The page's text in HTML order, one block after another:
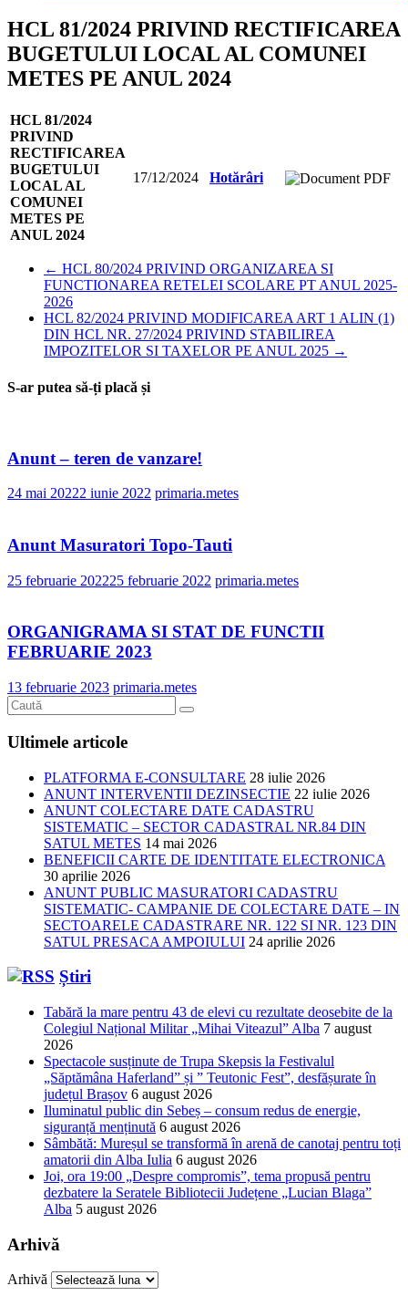
HCL 81/2024 PRIVIND RECTIFICAREA
BUGETULUI LOCAL AL COMUNEI
METES PE ANUL 2024
HCL 81/2024
PRIVIND
RECTIFICAREA
BUGETULUI
LOCAL AL
COMUNEI
METES PE
ANUL 2024
17/12/2024 Hotărâri
← HCL 80/2024 PRIVIND ORGANIZAREA SI
FUNCTIONAREA RETELEI SCOLARE PT ANUL 2025-
2026
HCL 82/2024 PRIVIND MODIFICAREA ART 1 ALIN (1)
DIN HCL NR. 27/2024 PRIVIND STABILIREA
IMPOZITELOR SI TAXELOR PE ANUL 2025 →
S-ar putea să-ți placă și
Anunt – teren de vanzare!
24 mai 20222 iunie 2022 primaria.metes
Anunt Masuratori Topo-Tauti
25 februarie 202225 februarie 2022 primaria.metes
ORGANIGRAMA SI STAT DE FUNCTII
FEBRUARIE 2023
13 februarie 2023 primaria.metes
Ultimele articole
PLATFORMA E-CONSULTARE 28 iulie 2026
ANUNT INTERVENTII DEZINSECTIE 22 iulie 2026
ANUNT COLECTARE DATE CADASTRU
SISTEMATIC – SECTOR CADASTRAL NR.84 DIN
SATUL METES 14 mai 2026
BENEFICII CARTE DE IDENTITATE ELECTRONICA
30 aprilie 2026
ANUNT PUBLIC MASURATORI CADASTRU
SISTEMATIC- CAMPANIE DE COLECTARE DATE – IN
SECTOARELE CADASTRARE NR. 122 SI NR. 123 DIN
SATUL PRESACA AMPOIULUI 24 aprilie 2026
Știri
Tabără la mare pentru 43 de elevi cu rezultate deosebite de la
Colegiul Național Militar „Mihai Viteazul” Alba 7 august
2026
Spectacole susținute de Trupa Skepsis la Festivalul
„Săptămâna Haferland” și ” Teutonic Fest”, desfășurate în
județul Brașov 6 august 2026
Iluminatul public din Sebeș – consum redus de energie,
siguranță menținută 6 august 2026
Sâmbătă: Mureșul se transformă în arenă de canotaj pentru toți
amatorii din Alba Iulia 6 august 2026
Joi, ora 19:00 „Despre compromis”, tema propusă pentru
dezbatere la Seratele Bibliotecii Județene „Lucian Blaga”
Alba 5 august 2026
Arhivă
Arhivă